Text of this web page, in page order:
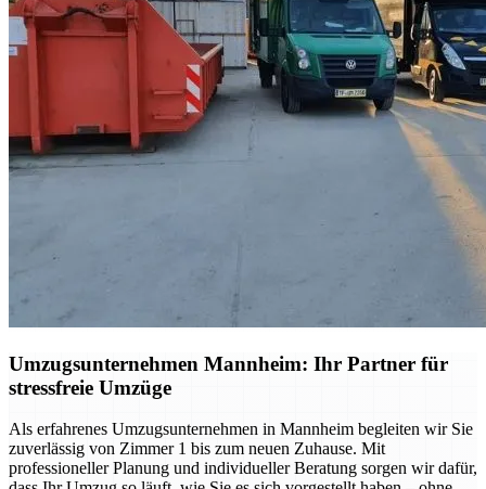
Umzugsunternehmen Mannheim: Ihr Partner für
stressfreie Umzüge
Als erfahrenes Umzugsunternehmen in Mannheim begleiten wir Sie
zuverlässig von Zimmer 1 bis zum neuen Zuhause. Mit
professioneller Planung und individueller Beratung sorgen wir dafür,